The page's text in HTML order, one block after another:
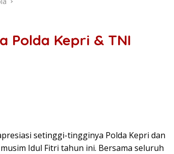
Polda Kepri & TNI
setinggi-tingginya Polda Kepri dan
Idul Fitri tahun ini. Bersama seluruh